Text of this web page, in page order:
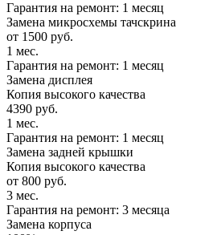
Гарантия на ремонт: 1 месяц
Замена микросхемы тачскрина
от 1500 руб.
1 мес.
Гарантия на ремонт: 1 месяц
Замена дисплея
Копия высокого качества
4390 руб.
1 мес.
Гарантия на ремонт: 1 месяц
Замена задней крышки
Копия высокого качества
от 800 руб.
3 мес.
Гарантия на ремонт: 3 месяца
Замена корпуса